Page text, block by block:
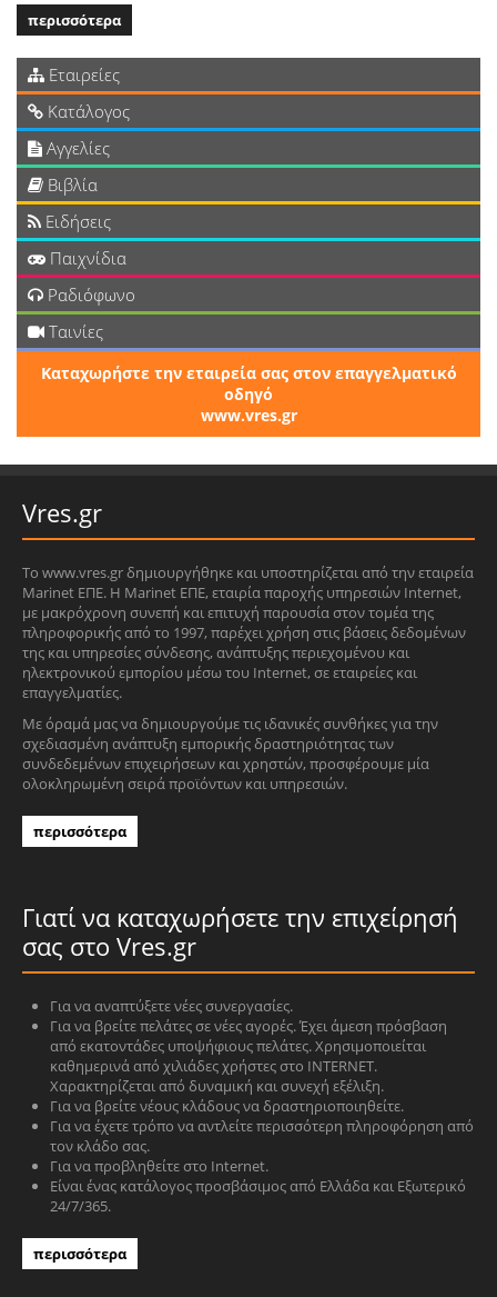
περισσότερα
Εταιρείες
Κατάλογος
Αγγελίες
Βιβλία
Ειδήσεις
Παιχνίδια
Ραδιόφωνο
Ταινίες
Καταχωρήστε την εταιρεία σας στον επαγγελματικό
οδηγό
www.vres.gr
Vres.gr
Το www.vres.gr δημιουργήθηκε και υποστηρίζεται από την εταιρεία
Marinet ΕΠΕ. Η Marinet ΕΠΕ, εταιρία παροχής υπηρεσιών Internet,
με μακρόχρονη συνεπή και επιτυχή παρουσία στον τομέα της
πληροφορικής από το 1997, παρέχει χρήση στις βάσεις δεδομένων
της και υπηρεσίες σύνδεσης, ανάπτυξης περιεχομένου και
ηλεκτρονικού εμπορίου μέσω του Internet, σε εταιρείες και
επαγγελματίες.
Με όραμά μας να δημιουργούμε τις ιδανικές συνθήκες για την
σχεδιασμένη ανάπτυξη εμπορικής δραστηριότητας των
συνδεδεμένων επιχειρήσεων και χρηστών, προσφέρουμε μία
ολοκληρωμένη σειρά προϊόντων και υπηρεσιών.
περισσότερα
Γιατί να καταχωρήσετε την επιχείρησή
σας στο Vres.gr
Για να αναπτύξετε νέες συνεργασίες.
Για να βρείτε πελάτες σε νέες αγορές. Έχει άμεση πρόσβαση
από εκατοντάδες υποψήφιους πελάτες. Χρησιμοποιείται
καθημερινά από χιλιάδες χρήστες στο INTERNET.
Χαρακτηρίζεται από δυναμική και συνεχή εξέλιξη.
Για να βρείτε νέους κλάδους να δραστηριοποιηθείτε.
Για να έχετε τρόπο να αντλείτε περισσότερη πληροφόρηση από
τον κλάδο σας.
Για να προβληθείτε στο Internet.
Είναι ένας κατάλογος προσβάσιμος από Ελλάδα και Εξωτερικό
24/7/365.
περισσότερα